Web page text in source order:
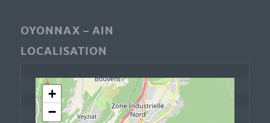
OYONNAX – AIN
LOCALISATION
+
−